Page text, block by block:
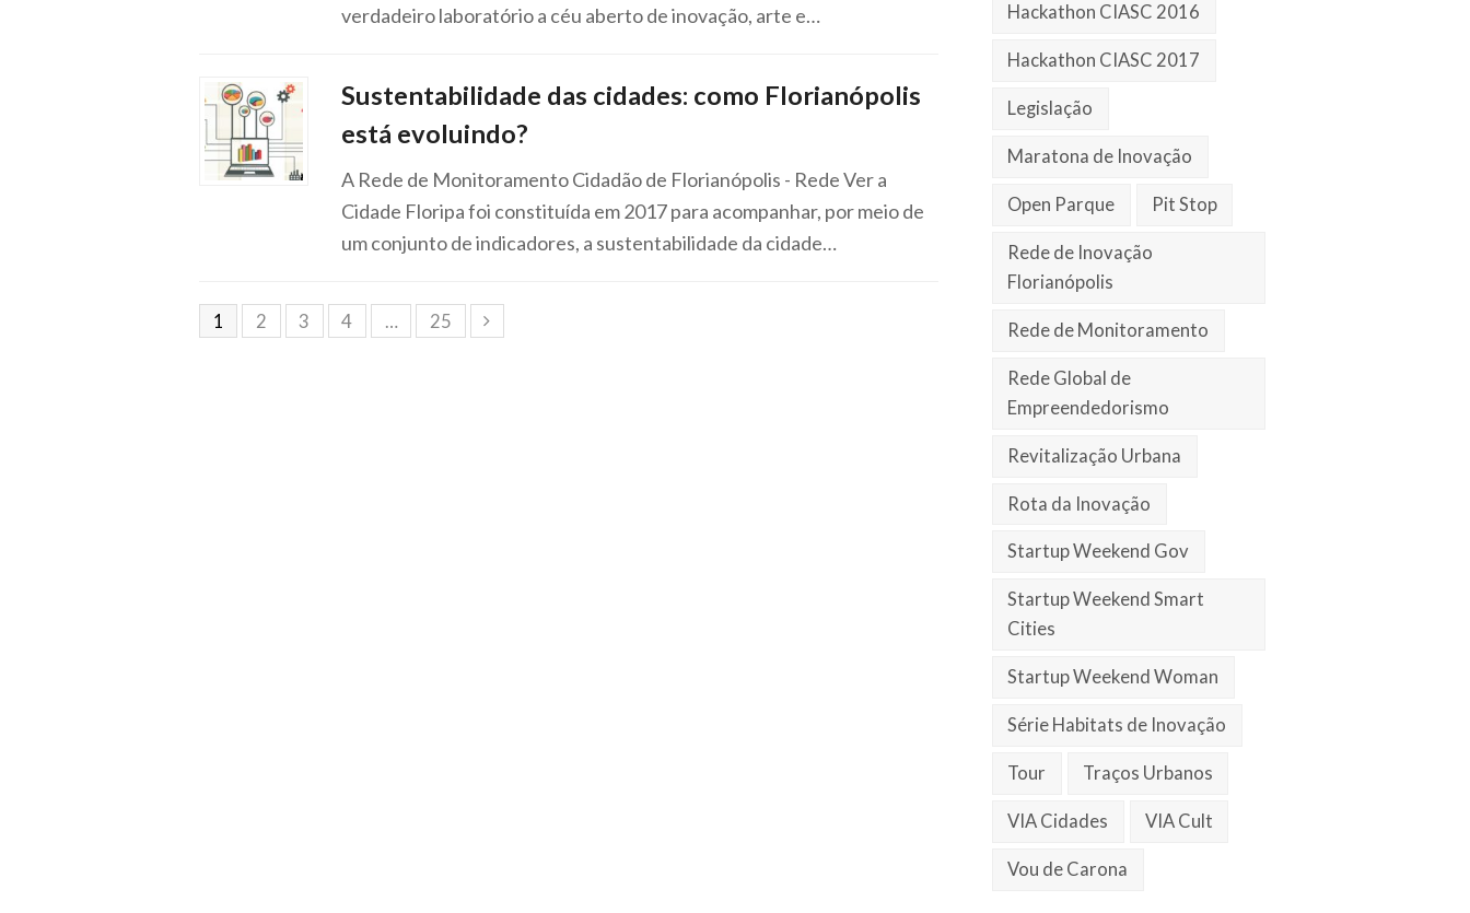
verdadeiro laboratório a céu aberto de inovação, arte e…
Sustentabilidade das cidades: como Florianópolis
está evoluindo?
A Rede de Monitoramento Cidadão de Florianópolis - Rede Ver a
Cidade Floripa foi constituída em 2017 para acompanhar, por meio de
um conjunto de indicadores, a sustentabilidade da cidade…
1 2 3 4 … 25
Hackathon CIASC 2016
Hackathon CIASC 2017
Legislação
Maratona de Inovação
Open Parque Pit Stop
Rede de Inovação
Florianópolis
Rede de Monitoramento
Rede Global de
Empreendedorismo
Revitalização Urbana
Rota da Inovação
Startup Weekend Gov
Startup Weekend Smart
Cities
Startup Weekend Woman
Série Habitats de Inovação
Tour Traços Urbanos
VIA Cidades VIA Cult
Vou de Carona